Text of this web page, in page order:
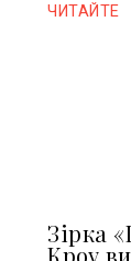
ЧИТАЙТЕ
Зірка
Кроу